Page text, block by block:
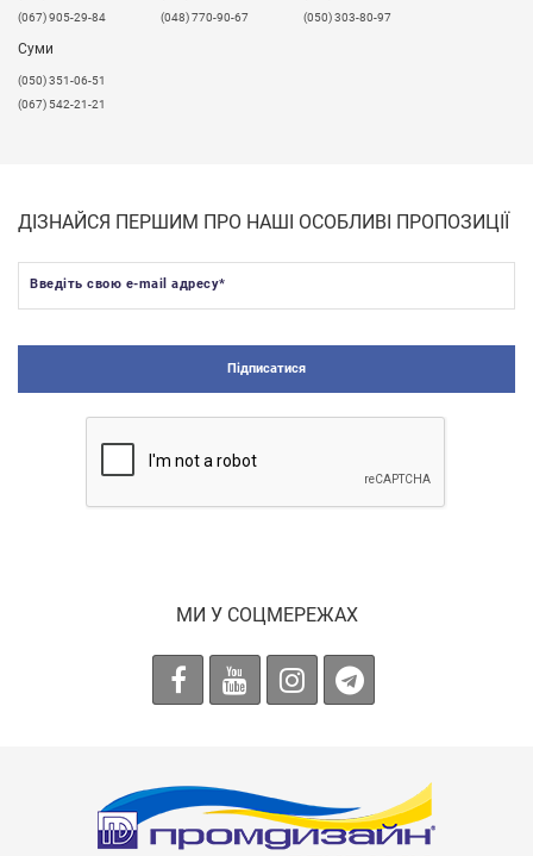
(067) 905-29-84
(048) 770-90-67
(050) 303-80-97
Суми
(050) 351-06-51
(067) 542-21-21
ДІЗНАЙСЯ ПЕРШИМ ПРО НАШІ ОСОБЛИВІ ПРОПОЗИЦІЇ
Введіть свою e-mail адресу*
Підписатися
МИ У СОЦМЕРЕЖАХ